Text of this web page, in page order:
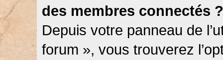
des membres connectés ?
Depuis votre panneau de
forum », vous trouverez